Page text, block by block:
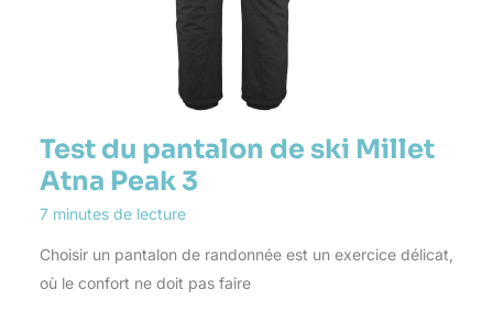
Test du pantalon de ski Millet
Atna Peak 3
7 minutes de lecture
Choisir un pantalon de randonnée est un exercice délicat,
où le confort ne doit pas faire